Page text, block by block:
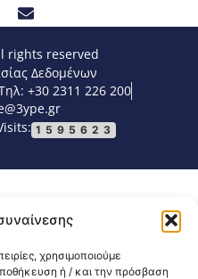
χρησιμοποιούμε
ή / και την πρόσβαση
rights reserved
Δεδομένων
+30 2311 226 200
1595623